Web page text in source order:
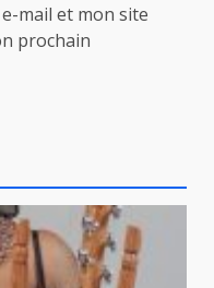
mail et mon site
prochain